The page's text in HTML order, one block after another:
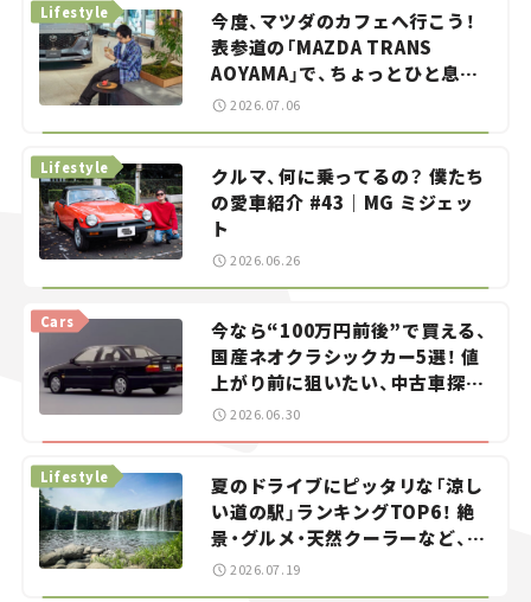
今度、マツダのカフェへ行こう！
表参道の「MAZDA TRANS
AOYAMA」で、ちょっとひと息。
——連載｜CCGとクルマでどうす
Lifestyle
2026.07.06
クルマ、何に乗ってるの？ 僕たち
の愛車紹介 #43｜MG ミジェッ
ト
Lifestyle
2026.06.26
今なら“100万円前後”で買える、
国産ネオクラシックカー5選！ 値
上がり前に狙いたい、中古車探し
をお手伝い――ちょっとイケてるマ
Cars
2026.06.30
夏のドライブにピッタリな「涼し
い道の駅」ランキングTOP6！ 絶
景・グルメ・天然クーラーなど、避
暑におすすめのスポットを紹介
Lifestyle
2026.07.19